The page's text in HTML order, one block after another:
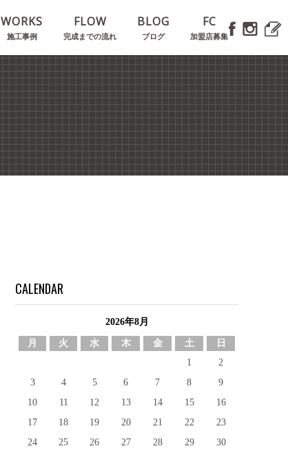
WORKS
施工事例
FLOW
完成までの流れ
BLOG
ブログ
FC
加盟店募集
CALENDAR
2026年8月
月 火 水 木 金 土 日
1
2
3
4 5 6 7 8
9
10
11 12 13 14 15
16
17
18 19 20 21 22
23
24
25 26 27 28 29
30